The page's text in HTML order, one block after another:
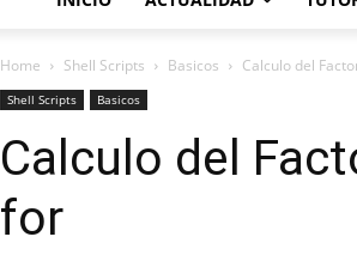
Home Shell Scripts Basicos Calculo del
Shell Scripts Basicos
Calculo del
for